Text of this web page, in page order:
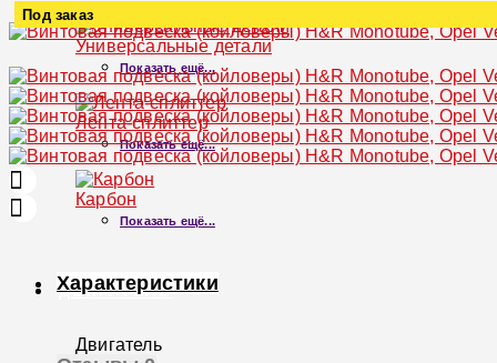
Универсальные детали
Показать ещё...
Лента-сплиттер
Показать ещё...
Карбон
Показать ещё...
ДВИГАТЕЛЬ
Двигатель
Под заказ
Увеличить
Характеристики